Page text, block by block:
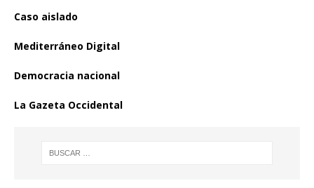
Caso aislado
Mediterráneo Digital
Democracia nacional
La Gazeta Occidental